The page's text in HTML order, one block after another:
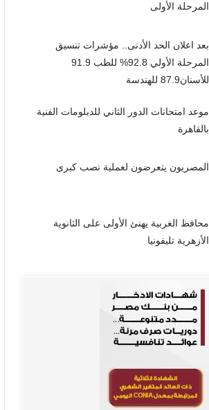
المرحلة الأولى
بعد اعلان الحد الأدنى.. مؤشرات تنسيق
المرحلة الأولي 92.8% للطب 91.9
للأسنان87.9 للهندسة
موعد امتحانات الدور الثاني للدبلومات الفنية
بالقاهرة
المصريون يتعرضون لعملية نصب كبرى
محافظ الغربية يهنئ الأولى على الثانوية
الأزهرية تليفونيا